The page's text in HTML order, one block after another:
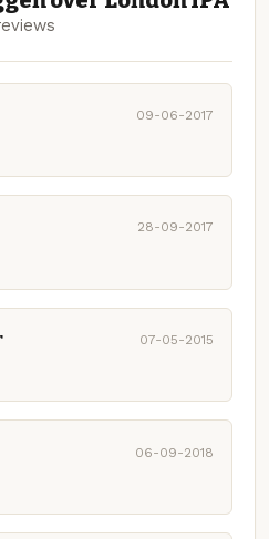
09-06-2017
28-09-2017
07-05-2015
06-09-2018